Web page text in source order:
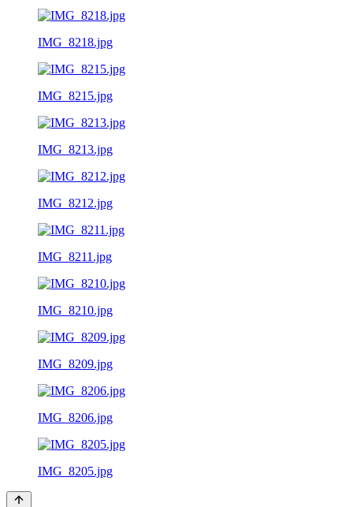
IMG_8218.jpg
IMG_8215.jpg
IMG_8213.jpg
IMG_8212.jpg
IMG_8211.jpg
IMG_8210.jpg
IMG_8209.jpg
IMG_8206.jpg
IMG_8205.jpg